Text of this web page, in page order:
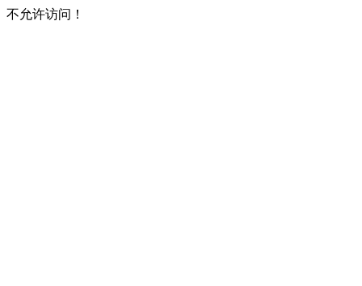
不允许访问！